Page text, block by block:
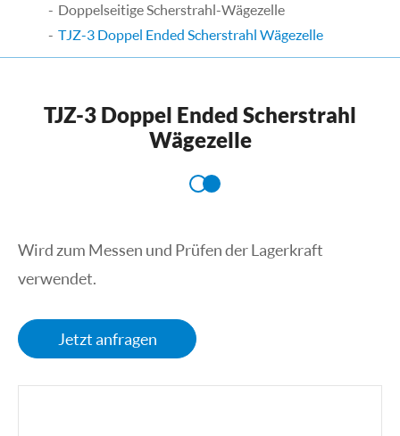
Doppelseitige Scherstrahl-Wägezelle
TJZ-3 Doppel Ended Scherstrahl Wägezelle
TJZ-3 Doppel Ended Scherstrahl
Wägezelle
Wird zum Messen und Prüfen der Lagerkraft
verwendet.
Jetzt anfragen